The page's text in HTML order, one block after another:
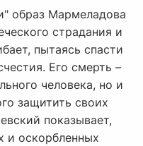
образ Мармеладова
страдания и
пытаясь спасти
Его смерть –
человека, но и
защитить своих
показывает,
и оскорбленных